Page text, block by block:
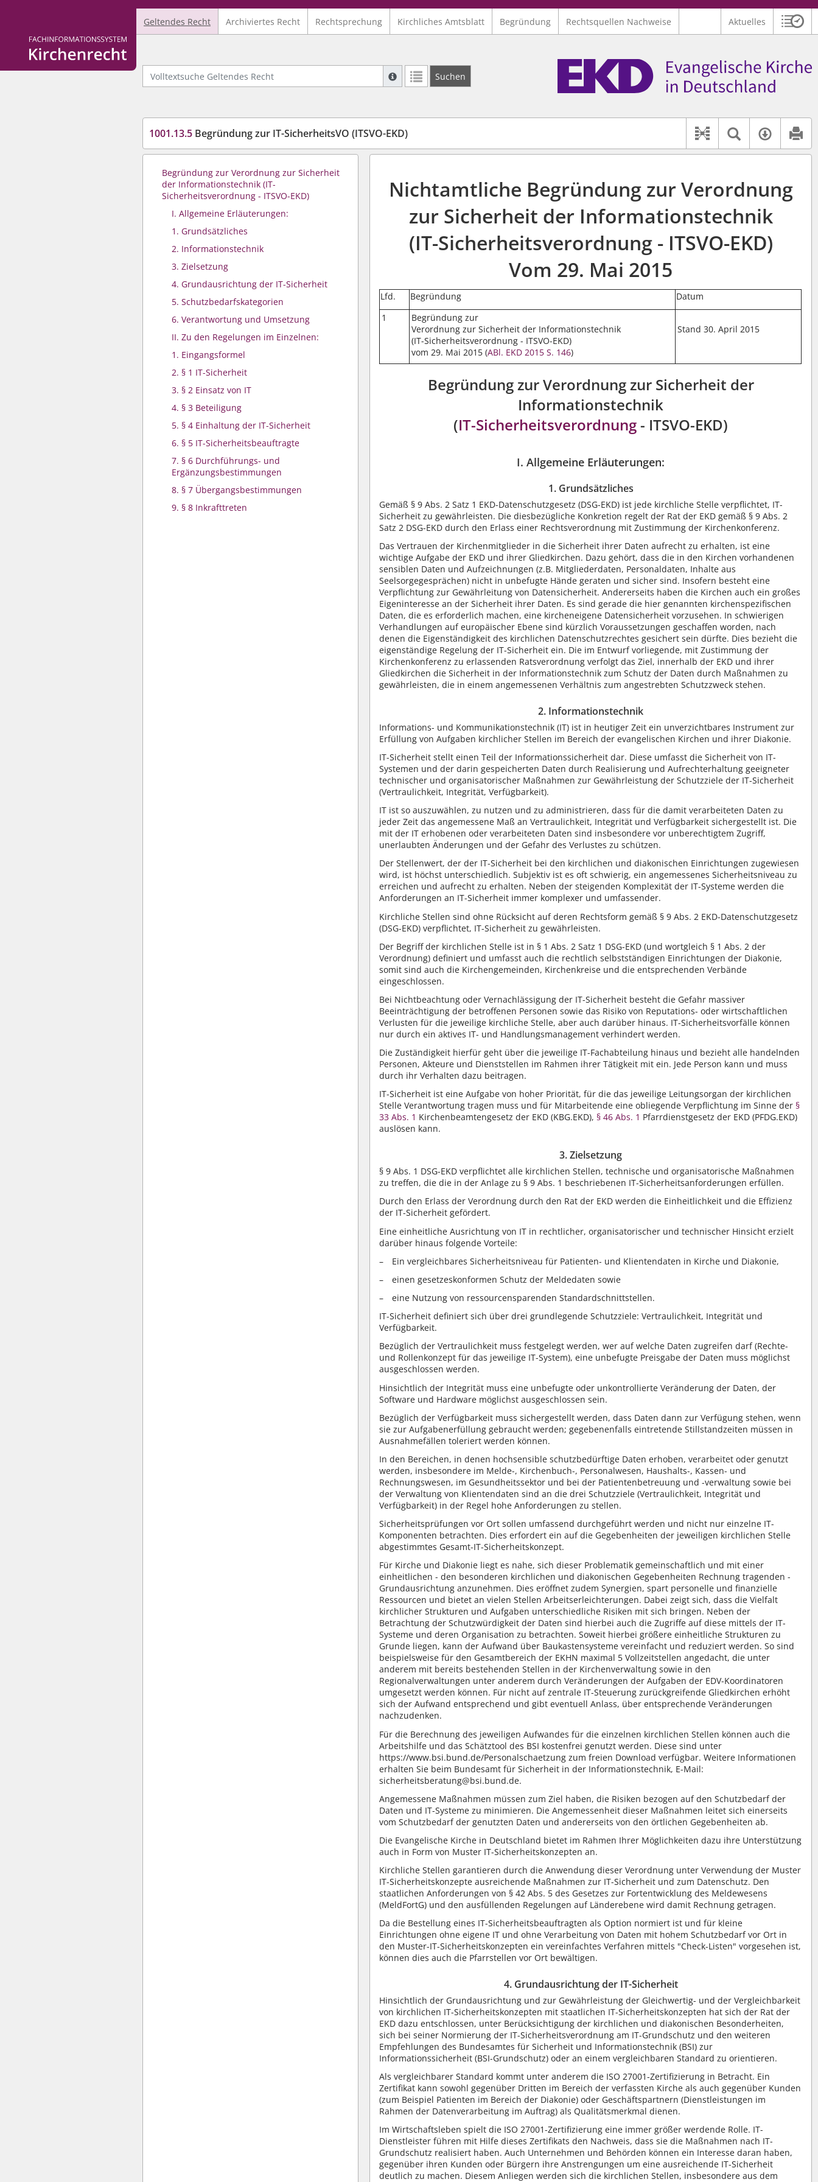
Logo Fachinformationssystem Kirchenrecht
Geltendes Recht Archiviertes Recht Rechtsprechung Kirchliches Amtsblatt Begründung Rechtsquellen Nachweise Aktuelles
Volltextsuche Geltendes Recht
Suche mit Platzhalter "*", Bsp. Pfarrer*, findet auch: "Pfarrerinitiative" oder "Pfarrerausschuss".
Weitere Suchoperatoren finden Sie in unserer Hilfe.
Suchen
1001.13.5 Begründung zur IT-SicherheitsVO (ITSVO-EKD)
Dokument-
Textsuche
Begründung zur Verordnung zur Sicherheit
der Informationstechnik (IT-
Sicherheitsverordnung - ITSVO-EKD)
I. Allgemeine Erläuterungen:
1. Grundsätzliches
2. Informationstechnik
3. Zielsetzung
4. Grundausrichtung der IT-Sicherheit
5. Schutzbedarfskategorien
6. Verantwortung und Umsetzung
II. Zu den Regelungen im Einzelnen:
1. Eingangsformel
2. § 1 IT-Sicherheit
3. § 2 Einsatz von IT
4. § 3 Beteiligung
5. § 4 Einhaltung der IT-Sicherheit
6. § 5 IT-Sicherheitsbeauftragte
7. § 6 Durchführungs- und
Ergänzungsbestimmungen
8. § 7 Übergangsbestimmungen
9. § 8 Inkrafttreten
Nichtamtliche Begründung zur Verordnung
zur Sicherheit der Informationstechnik
(IT-Sicherheitsverordnung - ITSVO-EKD)
Vom 29. Mai 2015
Lfd. Begründung
Datum
1
Begründung zur
Verordnung zur Sicherheit der Informationstechnik
(IT-Sicherheitsverordnung - ITSVO-EKD)
vom 29. Mai 2015 (ABl. EKD 2015 S. 146)
Stand 30. April 2015
Begründung zur Verordnung zur Sicherheit der
Informationstechnik
(IT-Sicherheitsverordnung- ITSVO-EKD)
I. Allgemeine Erläuterungen:
1. Grundsätzliches
Gemäß § 9 Abs. 2 Satz 1 EKD-Datenschutzgesetz (DSG-EKD) ist jede kirchliche Stelle verpflichtet, IT-
Sicherheit zu gewährleisten. Die diesbezügliche Konkretion regelt der Rat der EKD gemäß § 9 Abs. 2
Satz 2 DSG-EKD durch den Erlass einer Rechtsverordnung mit Zustimmung der Kirchenkonferenz.
Das Vertrauen der Kirchenmitglieder in die Sicherheit ihrer Daten aufrecht zu erhalten, ist eine
wichtige Aufgabe der EKD und ihrer Gliedkirchen. Dazu gehört, dass die in den Kirchen vorhandenen
sensiblen Daten und Aufzeichnungen (z.B. Mitgliederdaten, Personaldaten, Inhalte aus
Seelsorgegesprächen) nicht in unbefugte Hände geraten und sicher sind. Insofern besteht eine
Verpflichtung zur Gewährleitung von Datensicherheit. Andererseits haben die Kirchen auch ein großes
Eigeninteresse an der Sicherheit ihrer Daten. Es sind gerade die hier genannten kirchenspezifischen
Daten, die es erforderlich machen, eine kircheneigene Datensicherheit vorzusehen. In schwierigen
Verhandlungen auf europäischer Ebene sind kürzlich Voraussetzungen geschaffen worden, nach
denen die Eigenständigkeit des kirchlichen Datenschutzrechtes gesichert sein dürfte. Dies bezieht die
eigenständige Regelung der IT-Sicherheit ein. Die im Entwurf vorliegende, mit Zustimmung der
Kirchenkonferenz zu erlassenden Ratsverordnung verfolgt das Ziel, innerhalb der EKD und ihrer
Gliedkirchen die Sicherheit in der Informationstechnik zum Schutz der Daten durch Maßnahmen zu
gewährleisten, die in einem angemessenen Verhältnis zum angestrebten Schutzzweck stehen.
2. Informationstechnik
Informations- und Kommunikationstechnik (IT) ist in heutiger Zeit ein unverzichtbares Instrument zur
Erfüllung von Aufgaben kirchlicher Stellen im Bereich der evangelischen Kirchen und ihrer Diakonie.
IT-Sicherheit stellt einen Teil der Informationssicherheit dar. Diese umfasst die Sicherheit von IT-
Systemen und der darin gespeicherten Daten durch Realisierung und Aufrechterhaltung geeigneter
technischer und organisatorischer Maßnahmen zur Gewährleistung der Schutzziele der IT-Sicherheit
(Vertraulichkeit, Integrität, Verfügbarkeit).
IT ist so auszuwählen, zu nutzen und zu administrieren, dass für die damit verarbeiteten Daten zu
jeder Zeit das angemessene Maß an Vertraulichkeit, Integrität und Verfügbarkeit sichergestellt ist. Die
mit der IT erhobenen oder verarbeiteten Daten sind insbesondere vor unberechtigtem Zugriff,
unerlaubten Änderungen und der Gefahr des Verlustes zu schützen.
Der Stellenwert, der der IT-Sicherheit bei den kirchlichen und diakonischen Einrichtungen zugewiesen
wird, ist höchst unterschiedlich. Subjektiv ist es oft schwierig, ein angemessenes Sicherheitsniveau zu
erreichen und aufrecht zu erhalten. Neben der steigenden Komplexität der IT-Systeme werden die
Anforderungen an IT-Sicherheit immer komplexer und umfassender.
Kirchliche Stellen sind ohne Rücksicht auf deren Rechtsform gemäß § 9 Abs. 2 EKD-Datenschutzgesetz
(DSG-EKD) verpflichtet, IT-Sicherheit zu gewährleisten.
Der Begriff der kirchlichen Stelle ist in § 1 Abs. 2 Satz 1 DSG-EKD (und wortgleich § 1 Abs. 2 der
Verordnung) definiert und umfasst auch die rechtlich selbstständigen Einrichtungen der Diakonie,
somit sind auch die Kirchengemeinden, Kirchenkreise und die entsprechenden Verbände
eingeschlossen.
Bei Nichtbeachtung oder Vernachlässigung der IT-Sicherheit besteht die Gefahr massiver
Beeinträchtigung der betroffenen Personen sowie das Risiko von Reputations- oder wirtschaftlichen
Verlusten für die jeweilige kirchliche Stelle, aber auch darüber hinaus. IT-Sicherheitsvorfälle können
nur durch ein aktives IT- und Handlungsmanagement verhindert werden.
Die Zuständigkeit hierfür geht über die jeweilige IT-Fachabteilung hinaus und bezieht alle handelnden
Personen, Akteure und Dienststellen im Rahmen ihrer Tätigkeit mit ein. Jede Person kann und muss
durch ihr Verhalten dazu beitragen.
IT-Sicherheit ist eine Aufgabe von hoher Priorität, für die das jeweilige Leitungsorgan der kirchlichen
Stelle Verantwortung tragen muss und für Mitarbeitende eine obliegende Verpflichtung im Sinne der §
33 Abs. 1 Kirchenbeamtengesetz der EKD (KBG.EKD), § 46 Abs. 1 Pfarrdienstgesetz der EKD (PFDG.EKD)
auslösen kann.
3. Zielsetzung
§ 9 Abs. 1 DSG-EKD verpflichtet alle kirchlichen Stellen, technische und organisatorische Maßnahmen
zu treffen, die die in der Anlage zu § 9 Abs. 1 beschriebenen IT-Sicherheitsanforderungen erfüllen.
Durch den Erlass der Verordnung durch den Rat der EKD werden die Einheitlichkeit und die Effizienz
der IT-Sicherheit gefördert.
Eine einheitliche Ausrichtung von IT in rechtlicher, organisatorischer und technischer Hinsicht erzielt
darüber hinaus folgende Vorteile:
Ein vergleichbares Sicherheitsniveau für Patienten- und Klientendaten in Kirche und Diakonie,
einen gesetzeskonformen Schutz der Meldedaten sowie
eine Nutzung von ressourcensparenden Standardschnittstellen.
IT-Sicherheit definiert sich über drei grundlegende Schutzziele: Vertraulichkeit, Integrität und
Verfügbarkeit.
Bezüglich der Vertraulichkeit muss festgelegt werden, wer auf welche Daten zugreifen darf (Rechte-
und Rollenkonzept für das jeweilige IT-System), eine unbefugte Preisgabe der Daten muss möglichst
ausgeschlossen werden.
Hinsichtlich der Integrität muss eine unbefugte oder unkontrollierte Veränderung der Daten, der
Software und Hardware möglichst ausgeschlossen sein.
Bezüglich der Verfügbarkeit muss sichergestellt werden, dass Daten dann zur Verfügung stehen, wenn
sie zur Aufgabenerfüllung gebraucht werden; gegebenenfalls eintretende Stillstandzeiten müssen in
Ausnahmefällen toleriert werden können.
In den Bereichen, in denen hochsensible schutzbedürftige Daten erhoben, verarbeitet oder genutzt
werden, insbesondere im Melde-, Kirchenbuch-, Personalwesen, Haushalts-, Kassen- und
Rechnungswesen, im Gesundheitssektor und bei der Patientenbetreuung und -verwaltung sowie bei
der Verwaltung von Klientendaten sind an die drei Schutzziele (Vertraulichkeit, Integrität und
Verfügbarkeit) in der Regel hohe Anforderungen zu stellen.
Sicherheitsprüfungen vor Ort sollen umfassend durchgeführt werden und nicht nur einzelne IT-
Komponenten betrachten. Dies erfordert ein auf die Gegebenheiten der jeweiligen kirchlichen Stelle
abgestimmtes Gesamt-IT-Sicherheitskonzept.
Für Kirche und Diakonie liegt es nahe, sich dieser Problematik gemeinschaftlich und mit einer
einheitlichen - den besonderen kirchlichen und diakonischen Gegebenheiten Rechnung tragenden -
Grundausrichtung anzunehmen. Dies eröffnet zudem Synergien, spart personelle und finanzielle
Ressourcen und bietet an vielen Stellen Arbeitserleichterungen. Dabei zeigt sich, dass die Vielfalt
kirchlicher Strukturen und Aufgaben unterschiedliche Risiken mit sich bringen. Neben der
Betrachtung der Schutzwürdigkeit der Daten sind hierbei auch die Zugriffe auf diese mittels der IT-
Systeme und deren Organisation zu betrachten. Soweit hierbei größere einheitliche Strukturen zu
Grunde liegen, kann der Aufwand über Baukastensysteme vereinfacht und reduziert werden. So sind
beispielsweise für den Gesamtbereich der EKHN maximal 5 Vollzeitstellen angedacht, die unter
anderem mit bereits bestehenden Stellen in der Kirchenverwaltung sowie in den
Regionalverwaltungen unter anderem durch Veränderungen der Aufgaben der EDV-Koordinatoren
umgesetzt werden können. Für nicht auf zentrale IT-Steuerung zurückgreifende Gliedkirchen erhöht
sich der Aufwand entsprechend und gibt eventuell Anlass, über entsprechende Veränderungen
nachzudenken.
Für die Berechnung des jeweiligen Aufwandes für die einzelnen kirchlichen Stellen können auch die
Arbeitshilfe und das Schätztool des BSI kostenfrei genutzt werden. Diese sind unter
https://www.bsi.bund.de/Personalschaetzung zum freien Download verfügbar. Weitere Informationen
erhalten Sie beim Bundesamt für Sicherheit in der Informationstechnik, E-Mail:
sicherheitsberatung@bsi.bund.de.
Angemessene Maßnahmen müssen zum Ziel haben, die Risiken bezogen auf den Schutzbedarf der
Daten und IT-Systeme zu minimieren. Die Angemessenheit dieser Maßnahmen leitet sich einerseits
vom Schutzbedarf der genutzten Daten und andererseits von den örtlichen Gegebenheiten ab.
Die Evangelische Kirche in Deutschland bietet im Rahmen Ihrer Möglichkeiten dazu ihre Unterstützung
auch in Form von Muster IT-Sicherheitskonzepten an.
Kirchliche Stellen garantieren durch die Anwendung dieser Verordnung unter Verwendung der Muster
IT-Sicherheitskonzepte ausreichende Maßnahmen zur IT-Sicherheit und zum Datenschutz. Den
staatlichen Anforderungen von § 42 Abs. 5 des Gesetzes zur Fortentwicklung des Meldewesens
(MeldFortG) und den ausfüllenden Regelungen auf Länderebene wird damit Rechnung getragen.
Da die Bestellung eines IT-Sicherheitsbeauftragten als Option normiert ist und für kleine
Einrichtungen ohne eigene IT und ohne Verarbeitung von Daten mit hohem Schutzbedarf vor Ort in
den Muster-IT-Sicherheitskonzepten ein vereinfachtes Verfahren mittels "Check-Listen" vorgesehen ist,
können dies auch die Pfarrstellen vor Ort bewältigen.
4. Grundausrichtung der IT-Sicherheit
Hinsichtlich der Grundausrichtung und zur Gewährleistung der Gleichwertig- und der Vergleichbarkeit
von kirchlichen IT-Sicherheitskonzepten mit staatlichen IT-Sicherheitskonzepten hat sich der Rat der
EKD dazu entschlossen, unter Berücksichtigung der kirchlichen und diakonischen Besonderheiten,
sich bei seiner Normierung der IT-Sicherheitsverordnung am IT-Grundschutz und den weiteren
Empfehlungen des Bundesamtes für Sicherheit und Informationstechnik (BSI) zur
Informationssicherheit (BSI-Grundschutz) oder an einem vergleichbaren Standard zu orientieren.
Als vergleichbarer Standard kommt unter anderem die ISO 27001-Zertifizierung in Betracht. Ein
Zertifikat kann sowohl gegenüber Dritten im Bereich der verfassten Kirche als auch gegenüber Kunden
(zum Beispiel Patienten im Bereich der Diakonie) oder Geschäftspartnern (Dienstleistungen im
Rahmen der Datenverarbeitung im Auftrag) als Qualitätsmerkmal dienen.
Im Wirtschaftsleben spielt die ISO 27001-Zertifizierung eine immer größer werdende Rolle. IT-
Dienstleister führen mit Hilfe dieses Zertifikats den Nachweis, dass sie die Maßnahmen nach IT-
Grundschutz realisiert haben. Auch Unternehmen und Behörden können ein Interesse daran haben,
gegenüber ihren Kunden oder Bürgern ihre Anstrengungen um eine ausreichende IT-Sicherheit
deutlich zu machen. Diesem Anliegen werden sich die kirchlichen Stellen, insbesondere aus dem